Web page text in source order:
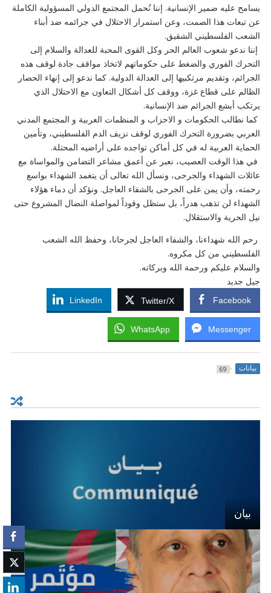
يسامح عليه ضمير الإنسانية. إننا نُحمل المجتمع الدولي المسؤولية الكاملة
عن تبعات هذا الصمت، وعن استمرار الاحتلال في جرائمه ضد أبناء
الشعب الفلسطيني الشقيق.
إننا ندعو شعوب العالم الحر وكل القوى المحبة للعدالة والسلام إلى
التحرك الفوري والضغط على حكوماتهم لاتخاذ مواقف جادة لوقف هذه
الجرائم، وتقديم مرتكبيها إلى العدالة الدولية. كما ندعو إلى إنهاء الحصار
الظالم على قطاع غزة، ووقف كل أشكال التعاون مع الاحتلال الذي
يرتكب أبشع الجرائم ضد الإنسانية.
كما نطالب الحكومات و الاحزاب و المنظمات العربية و المجتمع المدني
العربي بضرورة التحرك الفوري لوقف نزيف الدم الفلسطيني، وتأمين
الحماية العربية له في كل أماكن تواجده على أراضيه المحتلة.
في هذا الوقت العصيب، نعبر عن أعمق مشاعر التضامن والمواساة مع
عائلات الشهداء والجرحى، ونسأل الله تعالى أن يتغمد الشهداء بواسع
رحمته، وأن يمن على الجرحى بالشفاء العاجل. ونؤكد أن دماء هؤلاء
الشهداء لن تذهب هدراً، بل ستظل وقوداً لمواصلة النضال المشروع حتى
نيل الحرية والاستقلال.
رحم الله شهداءنا، والشفاء العاجل لجرحانا، وحفظ الله الشعب
الفلسطيني من كل مكروه.
والسلام عليكم ورحمة الله وبركاته.
جيل جديد
Facebook
Twitter/X
LinkedIn
Messenger
WhatsApp
بيانات 69
بيان